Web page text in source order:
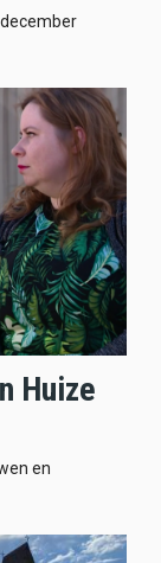
Huize
en